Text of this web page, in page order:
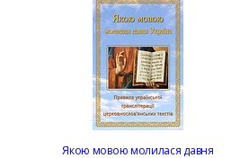
Якою мовою молилася давня